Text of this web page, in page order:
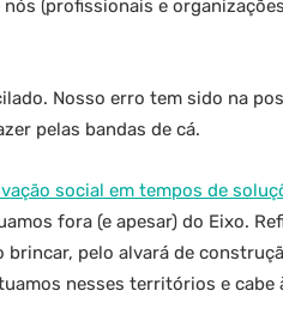
(profissionais e
Nosso erro tem sido na
pelas bandas de cá.
social em tempos de
fora (e apesar) do Eixo.
pelo alvará de
nesses territórios e